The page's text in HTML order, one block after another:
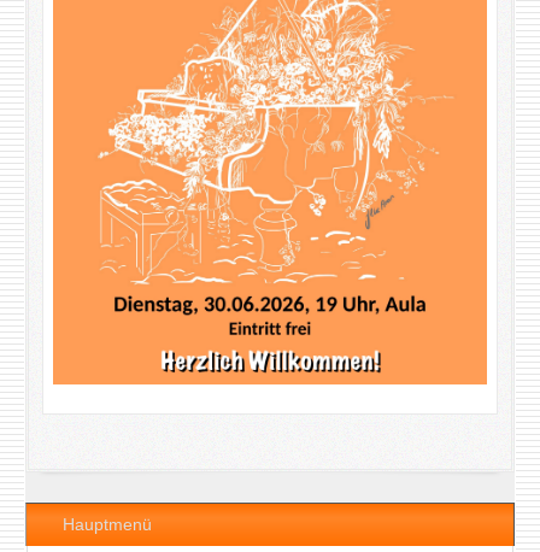
Hauptmenü